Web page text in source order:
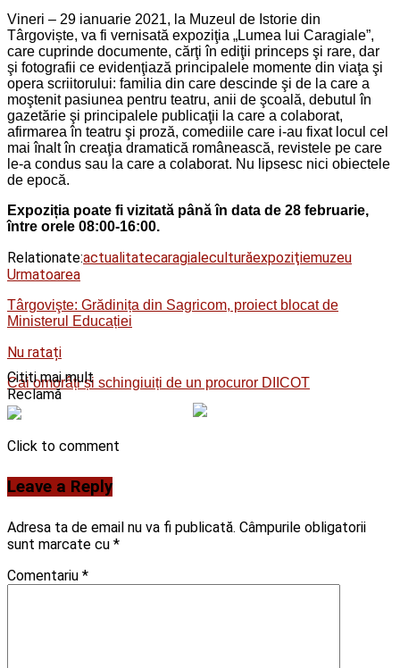
Vineri – 29 ianuarie 2021, la Muzeul de Istorie din
Târgoviște, va fi vernisată expoziţia „Lumea lui Caragiale”,
care cuprinde documente, cărţi în ediţii princeps şi rare, dar
şi fotografii ce evidenţiază principalele momente din viaţa şi
opera scriitorului: familia din care descinde şi de la care a
moştenit pasiunea pentru teatru, anii de şcoală, debutul în
gazetărie şi principalele publicaţii la care a colaborat,
afirmarea în teatru şi proză, comediile care i-au fixat locul cel
mai înalt în creaţia dramatică românească, revistele pe care
le-a condus sau la care a colaborat. Nu lipsesc nici obiectele
de epocă.
Expoziția poate fi vizitată până în data de 28 februarie,
între orele 08:00-16:00.
Relationate:actualitatecaragialeculturăexpoziţiemuzeu
Urmatoarea
Târgovişte: Grădinița din Sagricom, proiect blocat de
Ministerul Educației
Nu ratați
Cai omorâți și schingiuiți de un procuror DIICOT
Cititi mai mult
Reclamă
Click to comment
Leave a Reply
Adresa ta de email nu va fi publicată. Câmpurile obligatorii
sunt marcate cu *
Comentariu *